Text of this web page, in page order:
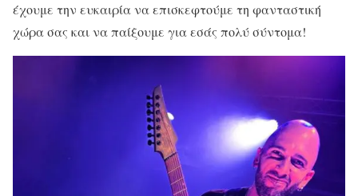
έχουμε την ευκαιρία να επισκεφτούμε τη φανταστική
χώρα σας και να παίξουμε για εσάς πολύ σύντομα!